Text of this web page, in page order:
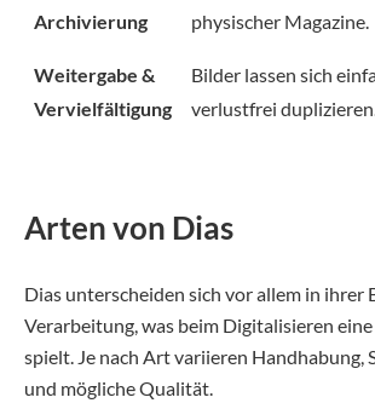
Archivierung
physischer Magazine.
Weitergabe &
Vervielfältigung
Bilder lassen sich
verlustfrei
Arten von Dias
Dias unterscheiden sich vor allem in ihrer
Verarbeitung, was beim Digitalisieren
spielt. Je nach Art variieren Handhabung,
und mögliche Qualität.